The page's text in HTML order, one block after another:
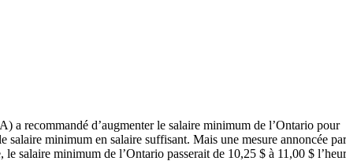
) a recommandé d’augmenterle salaire minimum de l’Ontario pour
salaire minimum en salaire suffisant. Mais une mesure annoncée
, le salaire minimum de l’Ontario passerait de 10,25 $ à 11,00 $